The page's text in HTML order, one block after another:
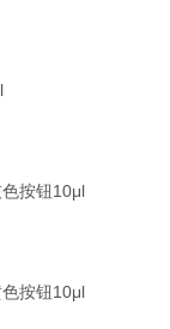
按钮10μl
按钮10μl